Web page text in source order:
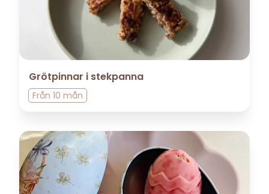
Grötpinnar i stekpanna
Från 10 mån